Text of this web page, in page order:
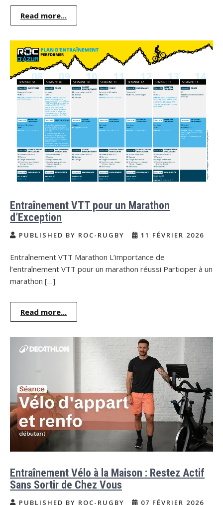
Read more...
Entraînement VTT pour un Marathon
d’Exception
PUBLISHED BY ROC-RUGBY 11 FÉVRIER 2026
Entraînement VTT Marathon L’importance de
l’entraînement VTT pour un marathon réussi Participer à un
marathon […]
Read more...
Entraînement Vélo à la Maison : Restez Actif
Sans Sortir de Chez Vous
PUBLISHED BY ROC-RUGBY 07 FÉVRIER 2026